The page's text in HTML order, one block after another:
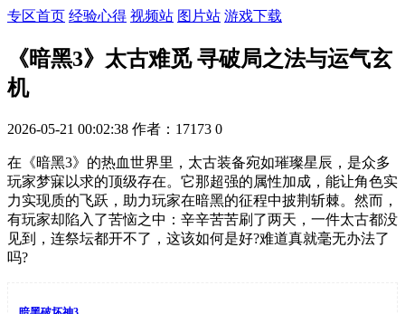
专区首页 经验心得 视频站 图片站 游戏下载
《暗黑3》太古难觅 寻破局之法与运气玄
机
2026-05-21 00:02:38 作者：17173 0
在《暗黑3》的热血世界里，太古装备宛如璀璨星辰，是众多
玩家梦寐以求的顶级存在。它那超强的属性加成，能让角色实
力实现质的飞跃，助力玩家在暗黑的征程中披荆斩棘。然而，
有玩家却陷入了苦恼之中：辛辛苦苦刷了两天，一件太古都没
见到，连祭坛都开不了，这该如何是好?难道真就毫无办法了
吗?